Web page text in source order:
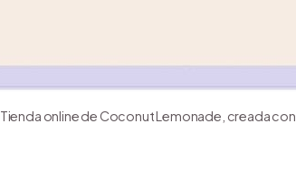
Tienda online de Coconut Lemonade, creada con